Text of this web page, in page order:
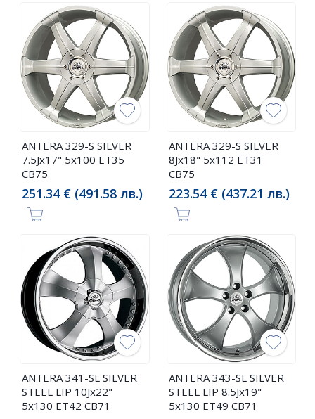
ANTERA 329-S SILVER
7.5Jx17" 5x100 ET35
CB75
251.34 € (491.58 лв.)
ANTERA 329-S SILVER
8Jx18" 5x112 ET31
CB75
223.54 € (437.21 лв.)
ANTERA 341-SL SILVER
STEEL LIP 10Jx22"
5x130 ET42 CB71
ANTERA 343-SL SILVER
STEEL LIP 8.5Jx19"
5x130 ET49 CB71